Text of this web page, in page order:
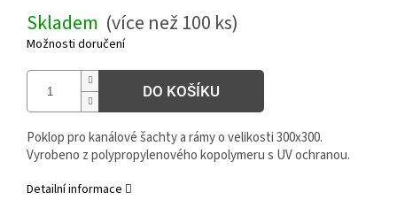
cena:
Skladem (více než 100 ks)
Možnosti doručení
DO KOŠÍKU
Poklop pro kanálové šachty a rámy o velikosti 300x300.
Vyrobeno z polypropylenového kopolymeru s UV ochranou.
Detailní informace